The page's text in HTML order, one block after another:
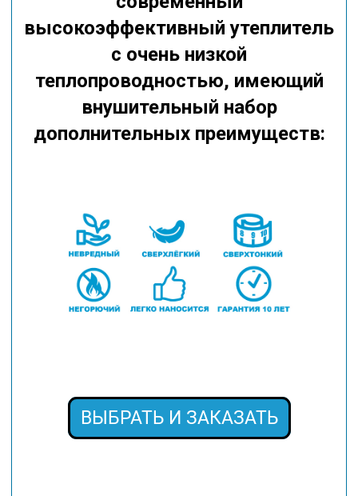
высокоэффективный утеплитель
с очень низкой
теплопроводностью, имеющий
внушительный набор
дополнительных преимуществ:
ВЫБРАТЬ И ЗАКАЗАТЬ